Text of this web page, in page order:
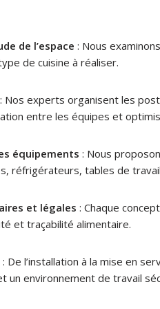
de l’espace : Nous
de cuisine à réaliser.
: Nos experts organisent les
entre les équipes et
équipements : Nous
réfrigérateurs, tables de
et légales : Chaque
et traçabilité alimentaire.
: De l’installation à la mise en
un environnement de travail